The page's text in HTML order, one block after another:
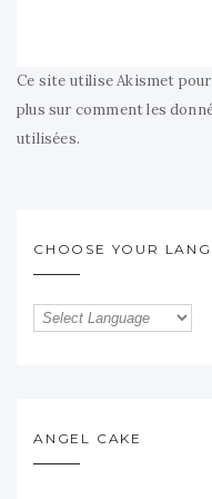
Ce site utilise Akismet
plus sur comment les
utilisées.
CHOOSE YOUR
ANGEL CAKE